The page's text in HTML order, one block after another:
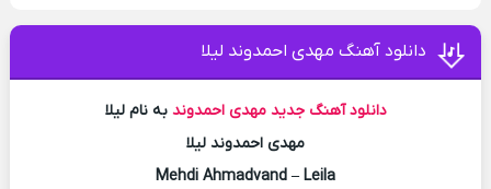
دانلود آهنگ مهدی احمدوند لیلا
دانلود آهنگ جدید مهدی احمدوند به نام لیلا
مهدی احمدوند لیلا
Mehdi Ahmadvand – Leila